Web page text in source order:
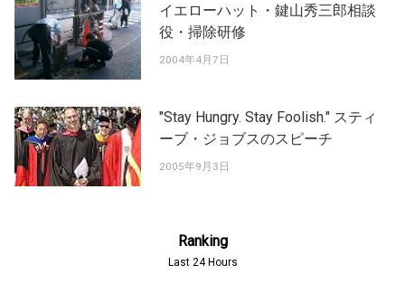
イエローハット・鍵山秀三郎相談
役・掃除研修
2004年4月7日
"Stay Hungry. Stay Foolish." スティ
ーブ・ジョブスのスピーチ
2005年9月3日
Ranking
Last 24 Hours